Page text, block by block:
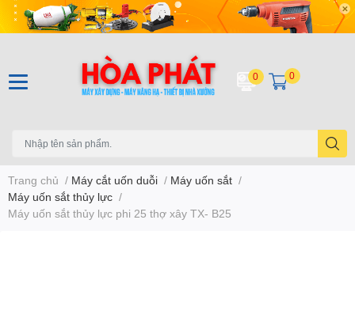
0 0
Trang chủ / Máy cắt uốn duỗi / Máy uốn sắt /
Máy uốn sắt thủy lực /
Máy uốn sắt thủy lực phi 25 thợ xây TX- B25